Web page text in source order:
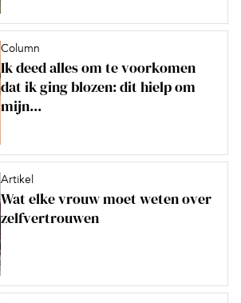
Column
Ik deed alles om te voorkomen
dat ik ging blozen: dit hielp om
mijn...
Artikel
Wat elke vrouw moet weten over
zelfvertrouwen